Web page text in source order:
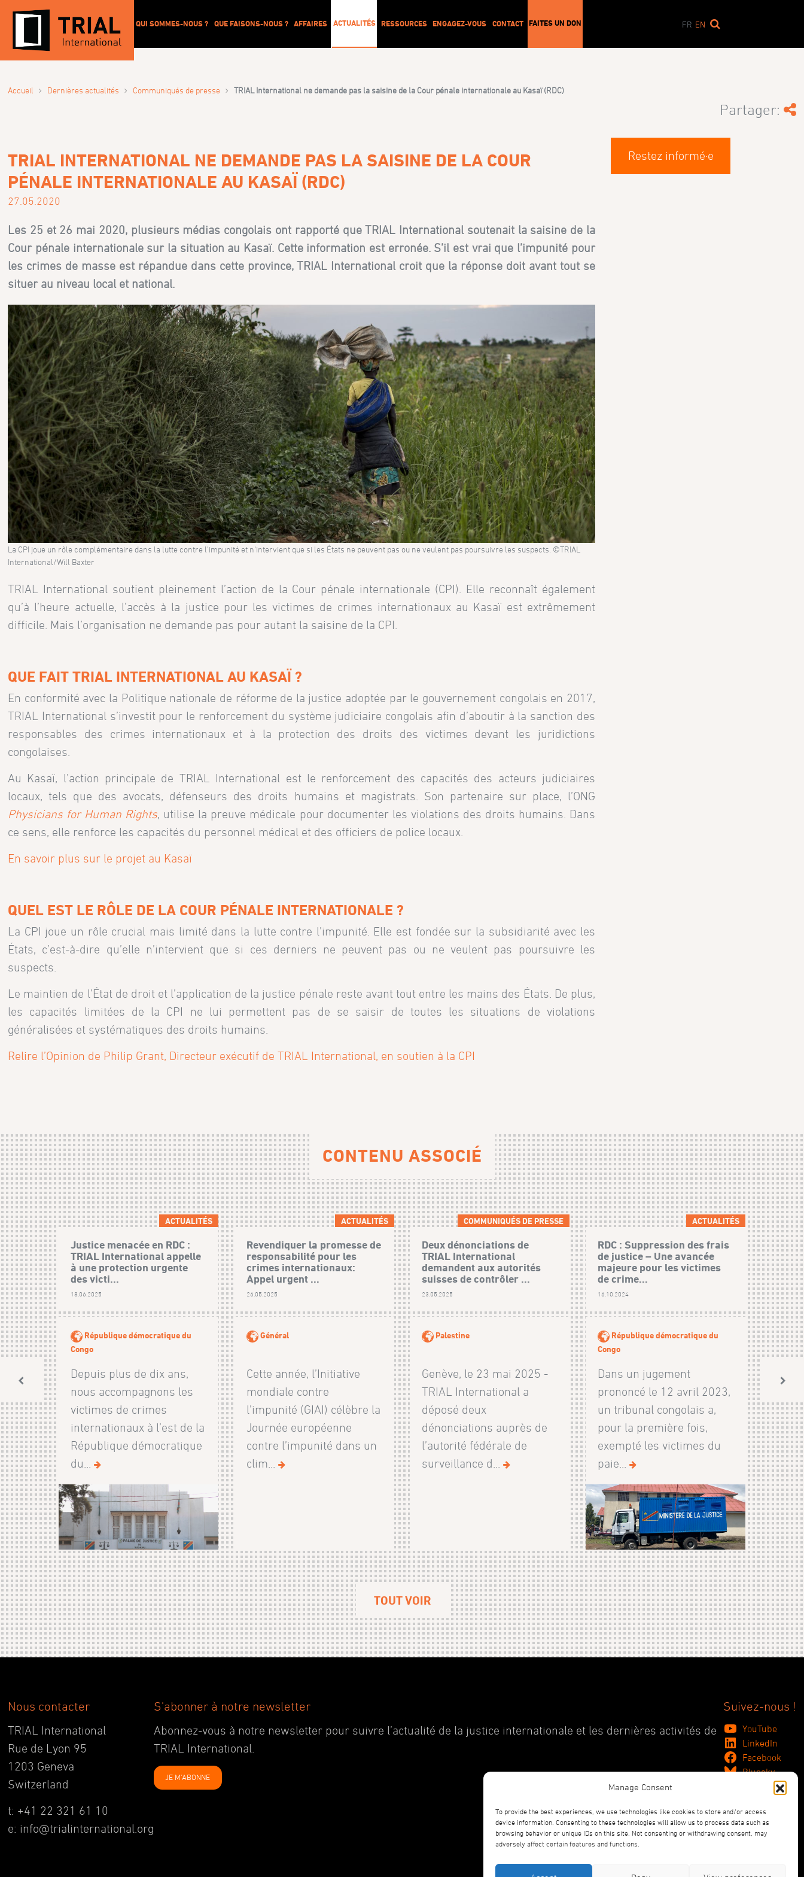
Manage Consent
To provide the best experiences, we use technologies like cookies to store and/or access
device information. Consenting to these technologies will allow us to process data such as
browsing behavior or unique IDs on this site. Not consenting or withdrawing consent, may
adversely affect certain features and functions.
QUI SOMMES-NOUS ? QUE FAISONS-NOUS ? AFFAIRES ACTUALITÉS RESSOURCES ENGAGEZ-VOUS CONTACT FAITES UN DON FR EN
Accueil › Dernières actualités › Communiqués de presse › TRIAL International ne demande pas la saisine de la Cour pénale internationale au Kasaï (RDC)
Partager:
TRIAL INTERNATIONAL NE DEMANDE PAS LA SAISINE DE LA COUR
PÉNALE INTERNATIONALE AU KASAÏ (RDC)
27.05.2020
Les 25 et 26 mai 2020, plusieurs médias congolais ont rapporté que TRIAL International soutenait la saisine de la
Cour pénale internationale sur la situation au Kasaï. Cette information est erronée. S’il est vrai que l’impunité pour
les crimes de masse est répandue dans cette province, TRIAL International croit que la réponse doit avant tout se
situer au niveau local et national.
La CPI joue un rôle complémentaire dans la lutte contre l’impunité et n’intervient que si les États ne peuvent pas ou ne veulent pas poursuivre les suspects. ©TRIAL
International/Will Baxter
TRIAL International soutient pleinement l’action de la Cour pénale internationale (CPI). Elle reconnaît également
qu’à l’heure actuelle, l’accès à la justice pour les victimes de crimes internationaux au Kasaï est extrêmement
difficile. Mais l’organisation ne demande pas pour autant la saisine de la CPI.
QUE FAIT TRIAL INTERNATIONAL AU KASAÏ ?
En conformité avec la Politique nationale de réforme de la justice adoptée par le gouvernement congolais en 2017,
TRIAL International s’investit pour le renforcement du système judiciaire congolais afin d’aboutir à la sanction des
responsables des crimes internationaux et à la protection des droits des victimes devant les juridictions
congolaises.
Au Kasaï, l’action principale de TRIAL International est le renforcement des capacités des acteurs judiciaires
locaux, tels que des avocats, défenseurs des droits humains et magistrats. Son partenaire sur place, l’ONG
Physicians for Human Rights, utilise la preuve médicale pour documenter les violations des droits humains. Dans
ce sens, elle renforce les capacités du personnel médical et des officiers de police locaux.
En savoir plus sur le projet au Kasaï
QUEL EST LE RÔLE DE LA COUR PÉNALE INTERNATIONALE ?
La CPI joue un rôle crucial mais limité dans la lutte contre l’impunité. Elle est fondée sur la subsidiarité avec les
États, c’est-à-dire qu’elle n’intervient que si ces derniers ne peuvent pas ou ne veulent pas poursuivre les
suspects.
Le maintien de l’État de droit et l’application de la justice pénale reste avant tout entre les mains des États. De plus,
les capacités limitées de la CPI ne lui permettent pas de se saisir de toutes les situations de violations
généralisées et systématiques des droits humains.
Relire l’Opinion de Philip Grant, Directeur exécutif de TRIAL International, en soutien à la CPI
Restez informé·e
CONTENU ASSOCIÉ
ACTUALITÉS
Justice menacée en RDC :
TRIAL International appelle
à une protection urgente
des victi...
18.06.2025
République démocratique du
Congo
Depuis plus de dix ans,
nous accompagnons les
victimes de crimes
internationaux à l’est de la
République démocratique
du...
ACTUALITÉS
Revendiquer la promesse de
responsabilité pour les
crimes internationaux:
Appel urgent ...
26.05.2025
Général
Cette année, l’Initiative
mondiale contre
l’impunité (GIAI) célèbre la
Journée européenne
contre l’impunité dans un
clim...
COMMUNIQUÉS DE PRESSE
Deux dénonciations de
TRIAL International
demandent aux autorités
suisses de contrôler ...
23.05.2025
Palestine
Genève, le 23 mai 2025 -
TRIAL International a
déposé deux
dénonciations auprès de
l’autorité fédérale de
surveillance d...
ACTUALITÉS
RDC : Suppression des frais
de justice – Une avancée
majeure pour les victimes
de crime...
16.10.2024
République démocratique du
Congo
Dans un jugement
prononcé le 12 avril 2023,
un tribunal congolais a,
pour la première fois,
exempté les victimes du
paie...
TOUT VOIR
Nous contacter
TRIAL International
Rue de Lyon 95
1203 Geneva
Switzerland
t: +41 22 321 61 10
e: info@trialinternational.org
S'abonner à notre newsletter
Abonnez-vous à notre newsletter pour suivre l’actualité de la justice internationale et les dernières activités de
TRIAL International.
JE M'ABONNE
Suivez-nous !
YouTube
LinkedIn
Facebook
Bluesky